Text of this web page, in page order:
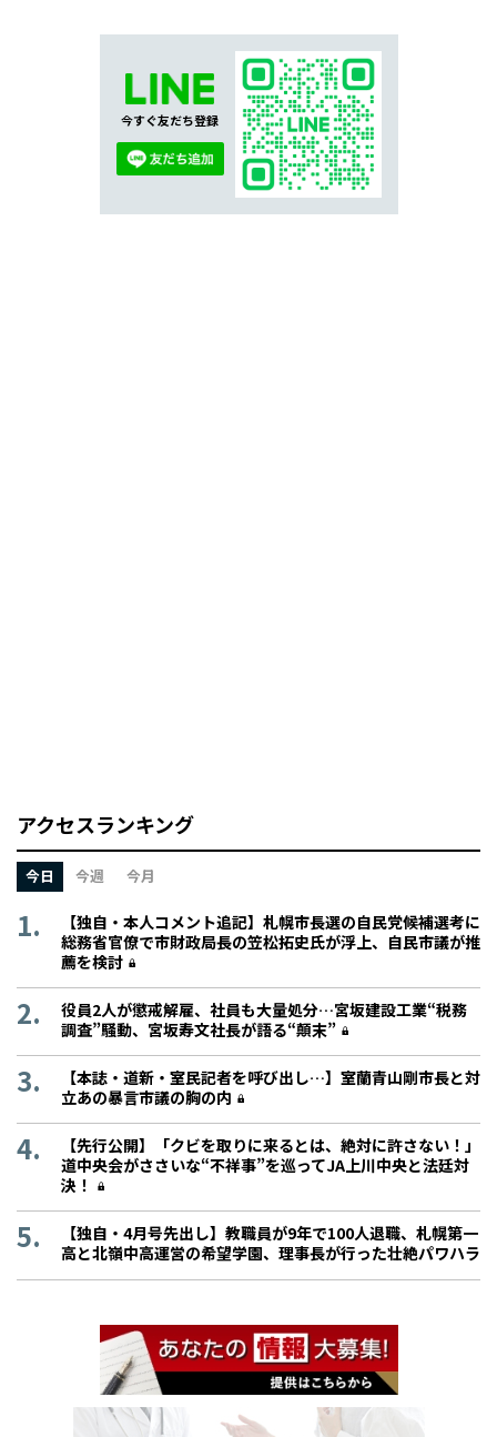
今すぐ友だち登録
アクセスランキング
今日 今週 今月
【独自・本人コメント追記】札幌市長選の自民党候補選考に
総務省官僚で市財政局長の笠松拓史氏が浮上、自民市議が推
薦を検討
役員2人が懲戒解雇、社員も大量処分…宮坂建設工業“税務
調査”騒動、宮坂寿文社長が語る“顛末”
【本誌・道新・室民記者を呼び出し…】室蘭青山剛市長と対
立あの暴言市議の胸の内
【先行公開】「クビを取りに来るとは、絶対に許さない！」
道中央会がささいな“不祥事”を巡ってJA上川中央と法廷対
決！
【独自・4月号先出し】教職員が9年で100人退職、札幌第一
高と北嶺中高運営の希望学園、理事長が行った壮絶パワハラ